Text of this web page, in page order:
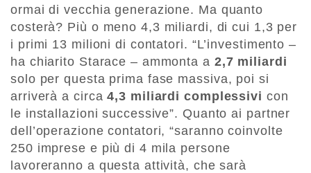
ormai di vecchia generazione. Ma quanto
costerà? Più o meno 4,3 miliardi, di cui 1,3 per
i primi 13 milioni di contatori. “L’investimento –
ha chiarito Starace – ammonta a 2,7 miliardi
solo per questa prima fase massiva, poi si
arriverà a circa4,3 miliardi complessivi con
le installazioni successive”. Quanto ai partner
dell’operazione contatori, “saranno coinvolte
250 imprese e più di 4 mila persone
lavoreranno a questa attività, che sarà